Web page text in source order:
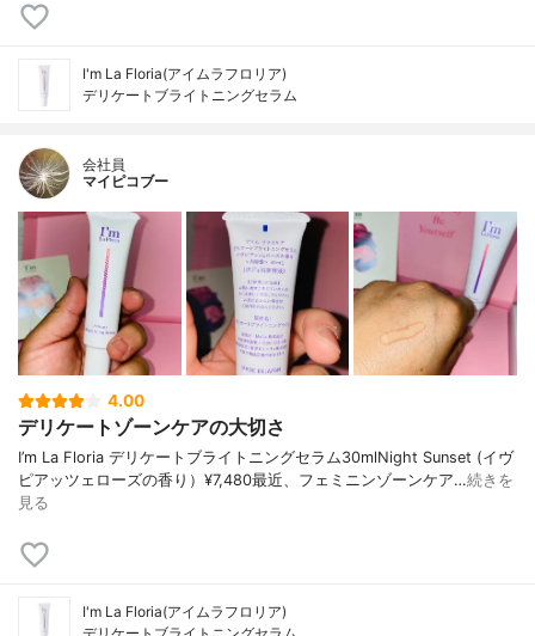
I'm La Floria(アイムラフロリア)
デリケートブライトニングセラム
会社員
マイピコブー
4.00
デリケートゾーンケアの大切さ
I’m La Floria デリケートブライトニングセラム30mlNight Sunset (イヴ
ピアッツェローズの香り）¥7,480最近、フェミニンゾーンケア…続きを
見る
I'm La Floria(アイムラフロリア)